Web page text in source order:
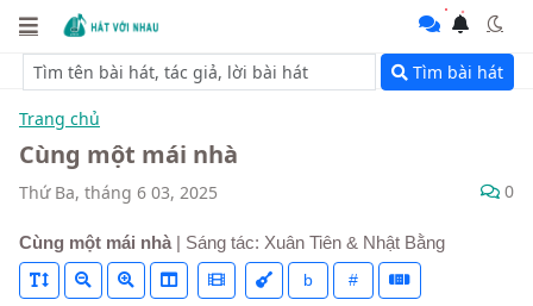
Tìm bài hát
Trang chủ
Cùng một mái nhà
Thứ Ba, tháng 6 03, 2025 0
Cùng một mái nhà | Sáng tác: Xuân Tiên & Nhật Bằng
b #